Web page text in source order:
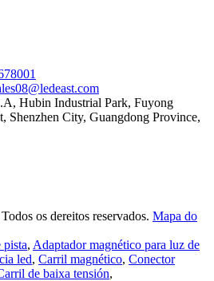
Hubin Industrial Park, Fuyong
Shenzhen City, Guangdong Province,
os dereitos reservados. Mapa do
pista, Adaptador magnético para luz de
led, Carril magnético, Conector
de baixa tensión,